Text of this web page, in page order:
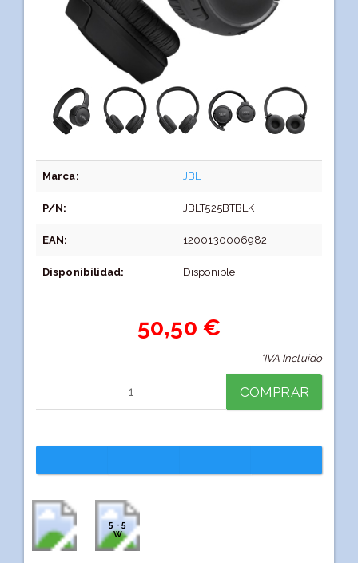
Marca: JBL
P/N: JBLT525BTBLK
EAN: 1200130006982
Disponibilidad: Disponible
50,50 €
*IVA Incluido
COMPRAR
5 - 5
W